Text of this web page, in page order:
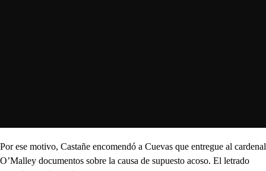
Por ese motivo, Castañe encomendó a Cuevas que entregue al cardenal
O’Malley documentos sobre la causa de supuesto acoso. El letrado